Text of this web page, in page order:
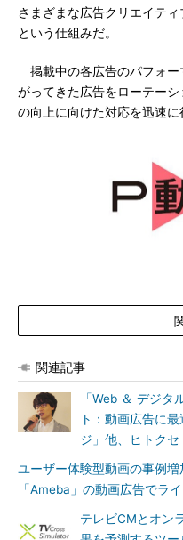
さまざまな広告クリエイテ
という仕組みだ。
掲載中の各広告のパフォー
がってきた広告をローテー
の向上に向けた対応を迅速に
関連記事
「Web ＆ デジタ
ト：動画広告に
ジ」他、ヒトク
ユーザー体験型動画の事例増
「Ameba」の動画広告でラ
テレビCMとオン